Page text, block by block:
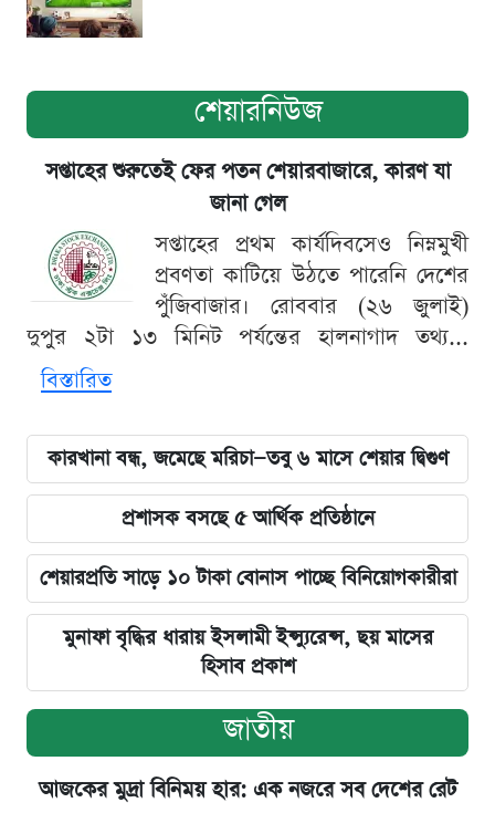
শেয়ারনিউজ
সপ্তাহের শুরুতেই ফের পতন শেয়ারবাজারে, কারণ যা
জানা গেল
সপ্তাহের প্রথম কার্যদিবসেও নিম্নমুখী
প্রবণতা কাটিয়ে উঠতে পারেনি দেশের
পুঁজিবাজার। রোববার (২৬ জুলাই)
দুপুর ২টা ১৩ মিনিট পর্যন্তের হালনাগাদ তথ্য...
বিস্তারিত
কারখানা বন্ধ, জমেছে মরিচা—তবু ৬ মাসে শেয়ার দ্বিগুণ
প্রশাসক বসছে ৫ আর্থিক প্রতিষ্ঠানে
শেয়ারপ্রতি সাড়ে ১০ টাকা বোনাস পাচ্ছে বিনিয়োগকারীরা
মুনাফা বৃদ্ধির ধারায় ইসলামী ইন্স্যুরেন্স, ছয় মাসের
হিসাব প্রকাশ
জাতীয়
আজকের মুদ্রা বিনিময় হার: এক নজরে সব দেশের রেট